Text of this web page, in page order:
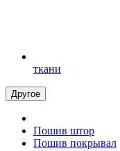
ткани
Другое
Пошив штор
Пошив покрывал